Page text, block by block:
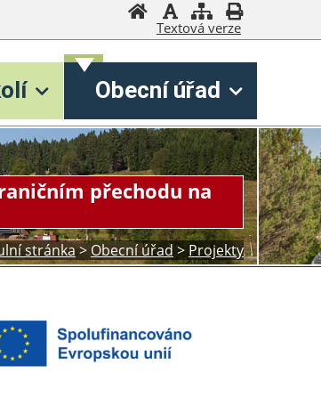
Textová verze
Obecní úřad
přechodu na
stránka> Obecní úřad > Projekty